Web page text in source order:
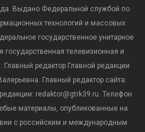
Выдано Федеральной службой по
технологий и массовых
государственное унитарное
государственная телевизионная и
редактор Главной редакции
Главный редактор сайта:
redaktor@gtrk39.ru. Телефон:
материалы, опубликованные на
с российским и международным